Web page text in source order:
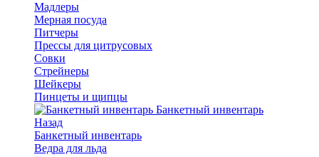
Мадлеры
Мерная посуда
Питчеры
Прессы для цитрусовых
Совки
Стрейнеры
Шейкеры
Пинцеты и щипцы
Банкетный инвентарь
Назад
Банкетный инвентарь
Ведра для льда